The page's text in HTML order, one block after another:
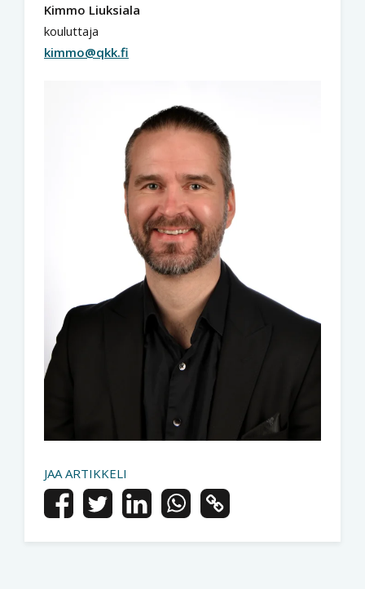
Kimmo Liuksiala
kouluttaja
kimmo@qkk.fi
JAA ARTIKKELI